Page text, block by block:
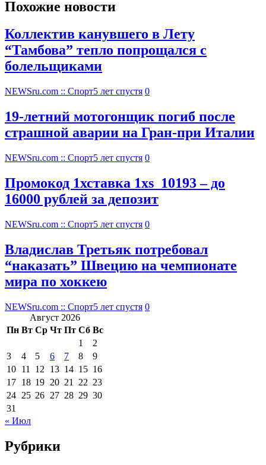
Похожие новости
Коллектив канувшего в Лету
“Тамбова” тепло попрощался с
болельщиками
NEWSru.com :: Спорт5 лет спустя 0
19-летний мотогонщик погиб после
страшной аварии на Гран-при Италии
NEWSru.com :: Спорт5 лет спустя 0
Промокод 1хставка 1xs_10193 – до
16000 рублей за депозит
NEWSru.com :: Спорт5 лет спустя 0
Владислав Третьяк потребовал
“наказать” Швецию на чемпионате
мира по хоккею
NEWSru.com :: Спорт5 лет спустя 0
Август 2026
Пн Вт Ср Чт Пт Сб Вс
1
2
3
4 5 6 7 8
9
10 11 12 13 14 15 16
17 18 19 20 21 22 23
24 25 26 27 28 29 30
31
« Июл
Рубрики